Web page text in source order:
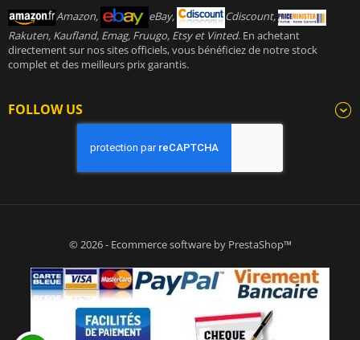
Amazon,
eBay,
Cdiscount,
Rakuten, Kaufland, Emag, Fruugo, Etsy et Vinted. En achetant
directement sur nos sites officiels, vous bénéficiez de notre stock
complet et des meilleurs prix garantis.
FOLLOW US
© 2026 - Ecommerce software by PrestaShop™